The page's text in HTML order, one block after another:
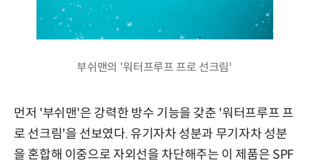
부쉬맨의 '워터프루프 프로 선크림'
먼저 '부쉬맨'은 강력한 방수 기능을 갖춘 '워터프루프 프
로 선크림'을 선보였다. 유기자차 성분과 무기자차 성분
을 혼합해 이중으로 자외선을 차단해주는 이 제품은 SPF